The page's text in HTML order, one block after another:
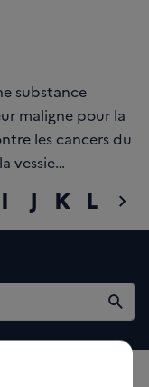
substance
maligne pour la
les cancers du
vessie…
chevron_right
I J K L M